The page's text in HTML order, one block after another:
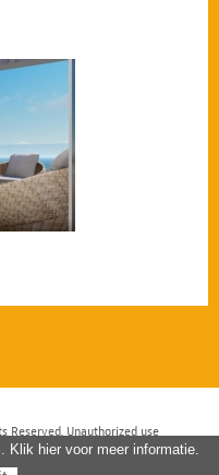
Reserved. Unauthorized use
Klik hier voor meer informatie.